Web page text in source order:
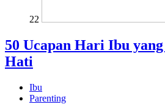
22
50 Ucapan Hari Ibu
Hati
Ibu
Parenting